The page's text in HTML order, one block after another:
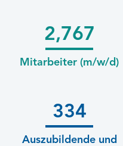
2,767
Mitarbeiter (m/w/d)
334
Auszubildende und